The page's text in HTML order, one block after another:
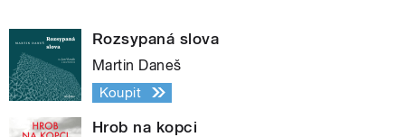
Rozsypaná slova
Martin Daneš
Koupit
Hrob na kopci